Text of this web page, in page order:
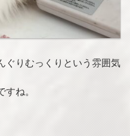
ぐりむっくりという雰囲気
ね。